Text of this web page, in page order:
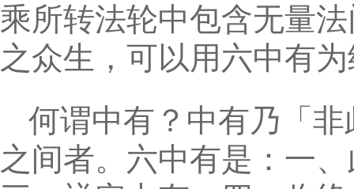
乘所转法轮中包含无量
之众生，可以用六中有
何谓中有？中有乃「
之间者。六中有是：一